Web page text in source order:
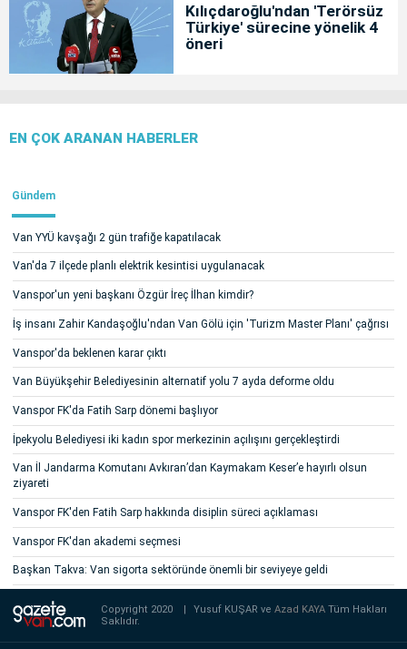
Kılıçdaroğlu'ndan 'Terörsüz
Türkiye' sürecine yönelik 4
öneri
EN ÇOK ARANAN HABERLER
Gündem
Van YYÜ kavşağı 2 gün trafiğe kapatılacak
Van'da 7 ilçede planlı elektrik kesintisi uygulanacak
Vanspor'un yeni başkanı Özgür İreç İlhan kimdir?
İş insanı Zahir Kandaşoğlu'ndan Van Gölü için 'Turizm Master Planı' çağrısı
Vanspor'da beklenen karar çıktı
Van Büyükşehir Belediyesinin alternatif yolu 7 ayda deforme oldu
Vanspor FK'da Fatih Sarp dönemi başlıyor
İpekyolu Belediyesi iki kadın spor merkezinin açılışını gerçekleştirdi
Van İl Jandarma Komutanı Avkıran’dan Kaymakam Keser’e hayırlı olsun
ziyareti
Vanspor FK'den Fatih Sarp hakkında disiplin süreci açıklaması
Vanspor FK'dan akademi seçmesi
Başkan Takva: Van sigorta sektöründe önemli bir seviyeye geldi
Copyright 2020 | Yusuf KUŞAR veAzad KAYATüm Hakları
Saklıdır.